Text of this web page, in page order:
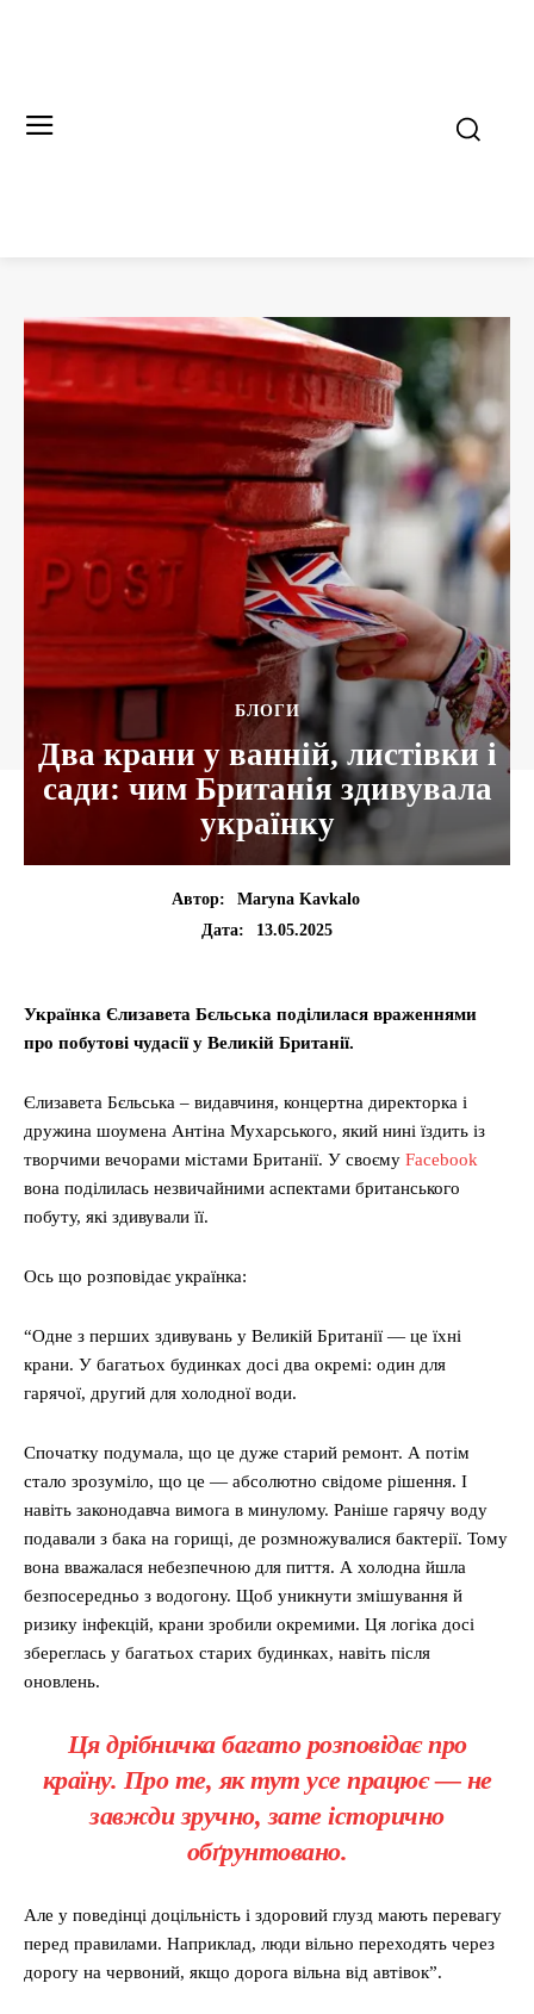
БЛОГИ
Два крани у ванній, листівки і
сади: чим Британія здивувала
українку
Автор:
Maryna Kavkalo
Дата:
13.05.2025
Українка Єлизавета Бєльська поділилася враженнями
про побутові чудасії у Великій Британії.
Єлизавета Бєльська – видавчиня, концертна директорка і
дружина шоумена Антіна Мухарського, який нині їздить із
творчими вечорами містами Британії. У своєму Facebook
вона поділилась незвичайними аспектами британського
побуту, які здивували її.
Ось що розповідає українка:
“Одне з перших здивувань у Великій Британії — це їхні
крани. У багатьох будинках досі два окремі: один для
гарячої, другий для холодної води.
Спочатку подумала, що це дуже старий ремонт. А потім
стало зрозуміло, що це — абсолютно свідоме рішення. І
навіть законодавча вимога в минулому. Раніше гарячу воду
подавали з бака на горищі, де розмножувалися бактерії. Тому
вона вважалася небезпечною для пиття. А холодна йшла
безпосередньо з водогону. Щоб уникнути змішування й
ризику інфекцій, крани зробили окремими. Ця логіка досі
збереглась у багатьох старих будинках, навіть після
оновлень.
Ця дрібничка багато розповідає про
країну. Про те, як тут усе працює — не
завжди зручно, зате історично
обґрунтовано.
Але у поведінці доцільність і здоровий глузд мають перевагу
перед правилами. Наприклад, люди вільно переходять через
дорогу на червоний, якщо дорога вільна від автівок”.